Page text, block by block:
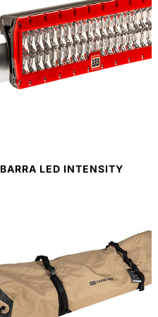
BARRA LED INTENSITY